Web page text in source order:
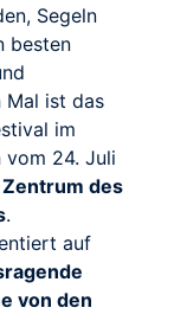
Segeln
besten
Mal ist das
im
vom 24. Juli
des
.
auf
von den